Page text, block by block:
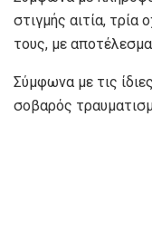
στιγμής αιτία, τρία
τους, με
Σύμφωνα με τις
σοβαρός